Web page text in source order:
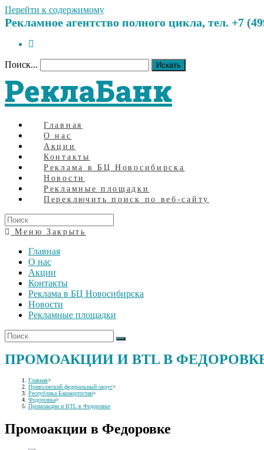
Перейти к содержимому
Рекламное агентство полного цикла, тел. +7
Поиск... Искать
РеклаБанк
Главная
О нас
Акции
Контакты
Реклама в БЦ Новосибирска
Новости
Рекламные площадки
Переключить поиск по веб-сайту
Меню Закрыть
Главная
О нас
Акции
Контакты
Реклама в БЦ Новосибирска
Новости
Рекламные площадки
ПРОМОАКЦИИ И BTL В
Главная>
Приволжский федеральный округ>
Республика Башкортостан>
Федоровка>
Промоакции и BTL в Федоровке
Промоакции в Федоровке